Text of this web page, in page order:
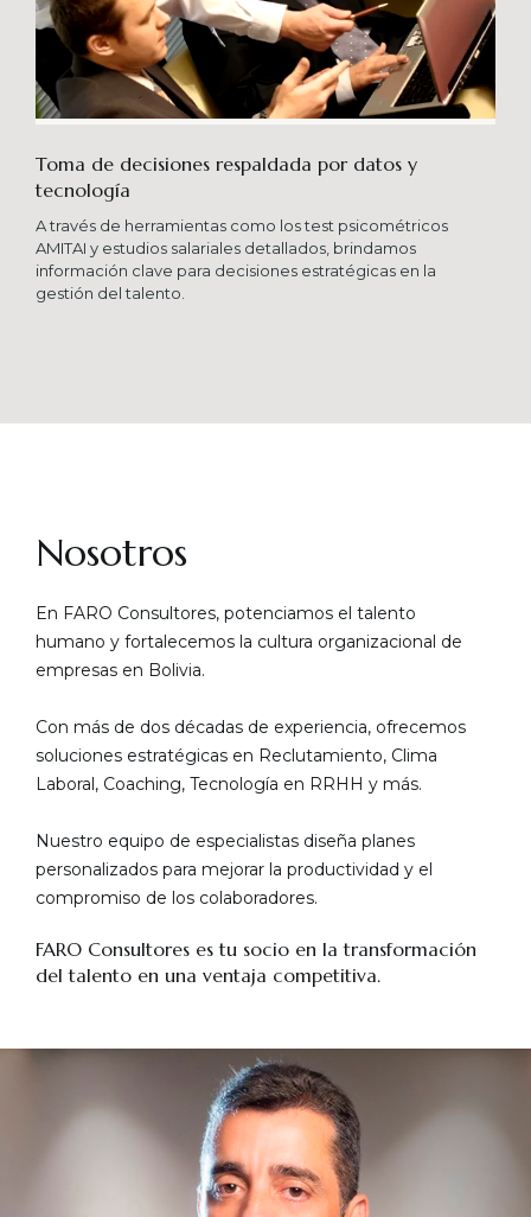
Toma de decisiones respaldada por datos y
tecnología​
A través de herramientas como los test psicométricos
AMITAI y estudios salariales detallados, brindamos
información clave para decisiones estratégicas en la
gestión del talento.
Nosotros
En FARO Consultores, potenciamos el talento
humano y fortalecemos la cultura organizacional de
empresas en Bolivia.
Con más de dos décadas de experiencia, ofrecemos
soluciones estratégicas en Reclutamiento, Clima
Laboral, Coaching, Tecnología en RRHH y más.
Nuestro equipo de especialistas diseña planes
personalizados para mejorar la productividad y el
compromiso de los colaboradores.
FARO Consultores es tu socio en la transformación
del talento en una ventaja competitiva.